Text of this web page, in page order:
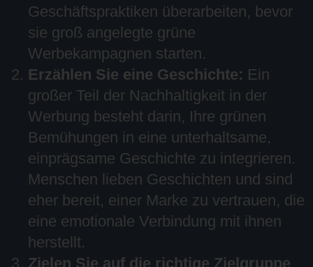
Geschäftspraktiken überarbeiten, bevor
sie groß angelegte grüne
Werbekampagnen starten.
Erzählen Sie eine Geschichte: Ein
großer Teil der Nachhaltigkeit in der
Werbung besteht darin, Ihre grünen
Bemühungen in eine unterhaltsame,
einprägsame Geschichte zu integrieren.
Menschen lieben Geschichten und sind
eher bereit, einer Marke zu vertrauen, die
eine emotionale Verbindung mit ihnen
herstellt.
Zielen Sie auf die richtige Zielgruppe